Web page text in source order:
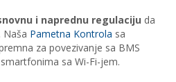
i naprednu regulaciju da
Naša Pametna Kontrola sa
za povezivanje sa BMS
sa Wi-Fi-jem.